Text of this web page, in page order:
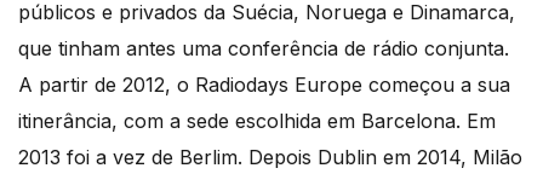
públicos e privados da Suécia, Noruega e Dinamarca,
que tinham antes uma conferência de rádio conjunta.
A partir de 2012, o Radiodays Europe começou a sua
itinerância, com a sede escolhida em Barcelona. Em
2013 foi a vez de Berlim. Depois Dublin em 2014, Milão